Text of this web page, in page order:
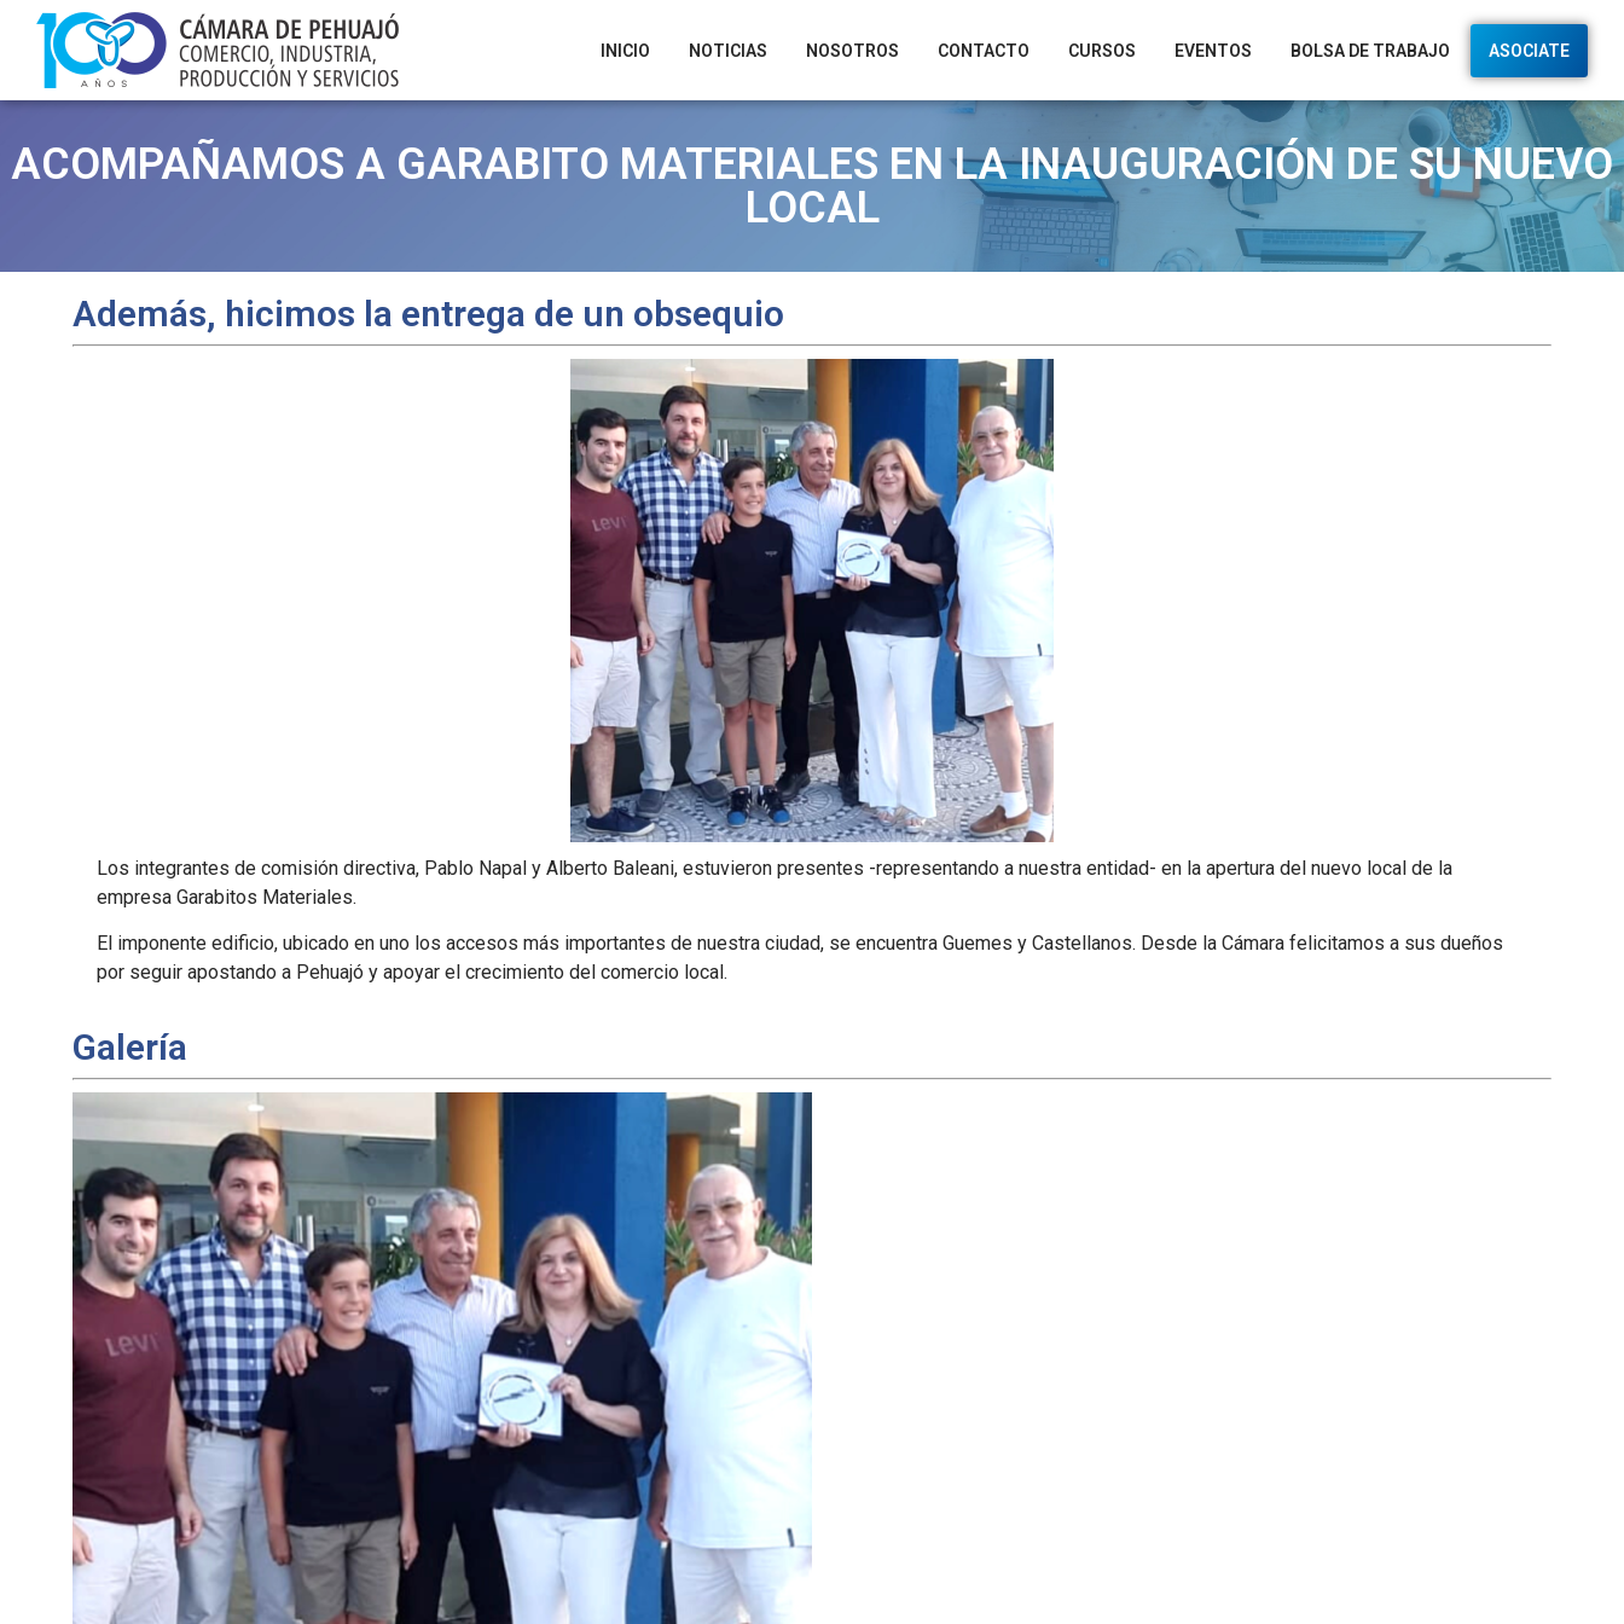
INICIO NOTICIAS NOSOTROS CONTACTO CURSOS EVENTOS BOLSA DE TRABAJO ASOCIATE
ACOMPAÑAMOS A GARABITO MATERIALES EN LA INAUGURACIÓN DE SU NUEVO
LOCAL
Además, hicimos la entrega de un obsequio
Los integrantes de comisión directiva, Pablo Napal y Alberto Baleani, estuvieron presentes -representando a nuestra entidad- en la apertura del nuevo local de la
empresa Garabitos Materiales.
El imponente edificio, ubicado en uno los accesos más importantes de nuestra ciudad, se encuentra Guemes y Castellanos. Desde la Cámara felicitamos a sus dueños
por seguir apostando a Pehuajó y apoyar el crecimiento del comercio local.
Galería